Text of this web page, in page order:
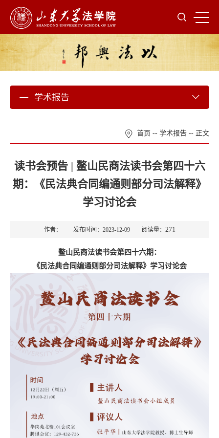
学术报告
首页 -- 学术报告 -- 正文
读书会预告 | 鳌山民商法读书会第四十六
期：《民法典合同编通则部分司法解释》
学习讨论会
作者： 发布时间：2023-12-09 阅读量： 271
鳌山民商法读书会第四十六期：
《民法典合同编通则部分司法解释》学习讨论会